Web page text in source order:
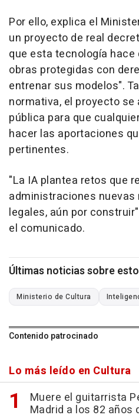
Por ello, explica el
un proyecto de real
que esta tecnología hace
obras protegidas con
entrenar sus modelos".
normativa, el proyecto
pública para que
hacer las aportaciones
pertinentes.
"La IA plantea retos que
administraciones
legales, aún por
el comunicado.
Últimas noticias sobre
Ministerio de Cultura
Contenido patrocinado
Lo más leído en Cultura
Muere el guitarrista
Madrid a los 82 años